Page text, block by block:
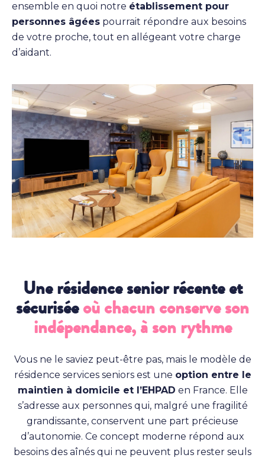
ensemble en quoi notre établissement pour
personnes âgées pourrait répondre aux besoins
de votre proche, tout en allégeant votre charge
d’aidant.
Une résidence senior récente et
sécuriséeoù chacun conserve son
indépendance, à son rythme
Vous ne le saviez peut-être pas, mais le modèle de
résidence services seniors est une option entre le
maintien à domicile et l’EHPAD en France. Elle
s’adresse aux personnes qui, malgré une fragilité
grandissante, conservent une part précieuse
d’autonomie. Ce concept moderne répond aux
besoins des aînés qui ne peuvent plus rester seuls